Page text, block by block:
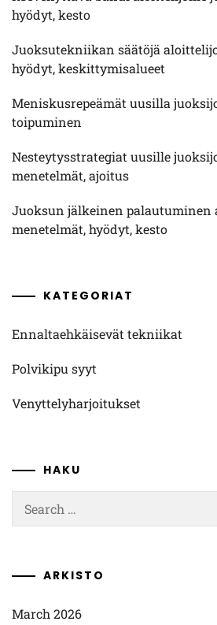
hyödyt, kesto
Juoksutekniikan säätöjä
hyödyt, keskittymisalueet
Meniskusrepeämät uusilla
toipuminen
Nesteytysstrategiat uusille
menetelmät, ajoitus
Juoksun jälkeinen palautuminen
menetelmät, hyödyt, kesto
KATEGORIAT
Ennaltaehkäisevät tekniikat
Polvikipu syyt
Venyttelyharjoitukset
HAKU
for:
ARKISTO
March 2026